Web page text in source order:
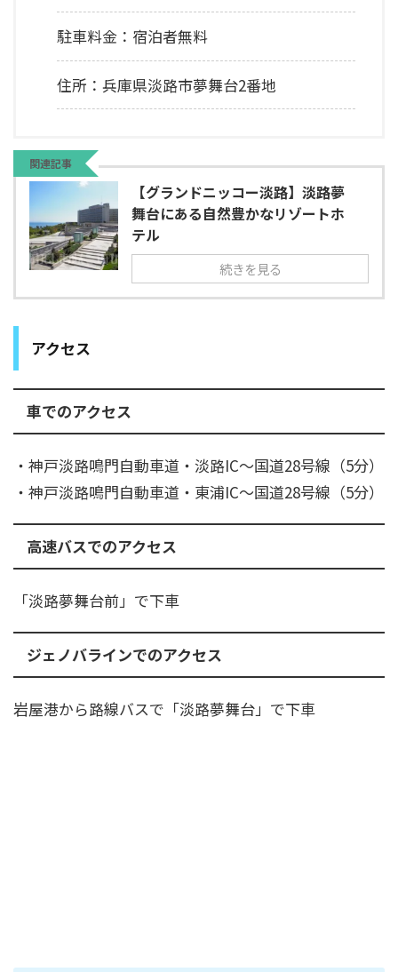
駐車料金：宿泊者無料
住所：兵庫県淡路市夢舞台2番地
関連記事
【グランドニッコー淡路】淡路夢
舞台にある自然豊かなリゾートホ
テル
続きを見る
アクセス
車でのアクセス
・神戸淡路鳴門自動車道・淡路IC～国道28号線（5分）
・神戸淡路鳴門自動車道・東浦IC～国道28号線（5分）
高速バスでのアクセス
「淡路夢舞台前」で下車
ジェノバラインでのアクセス
​岩屋港から路線バスで「淡路夢舞台」で下車